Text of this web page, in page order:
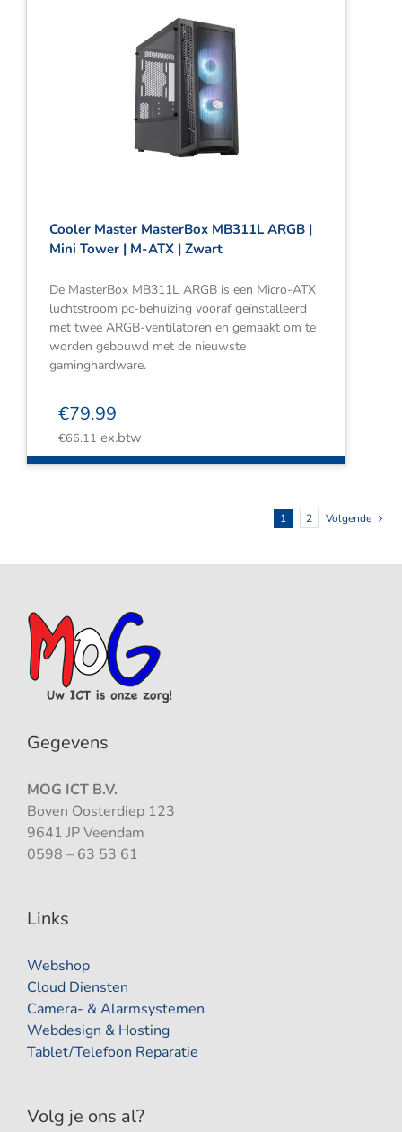
Cooler Master MasterBox MB311L ARGB |
Mini Tower | M-ATX | Zwart
De MasterBox MB311L ARGB is een Micro-ATX
luchtstroom pc-behuizing vooraf geïnstalleerd
met twee ARGB-ventilatoren en gemaakt om te
worden gebouwd met de nieuwste
gaminghardware.
€79.99
€66.11 ex.btw
1 2 Volgende
Gegevens
MOG ICT B.V.
Boven Oosterdiep 123
9641 JP Veendam
0598 – 63 53 61
Links
Webshop
Cloud Diensten
Camera- & Alarmsystemen
Webdesign & Hosting
Tablet/Telefoon Reparatie
Volg je ons al?